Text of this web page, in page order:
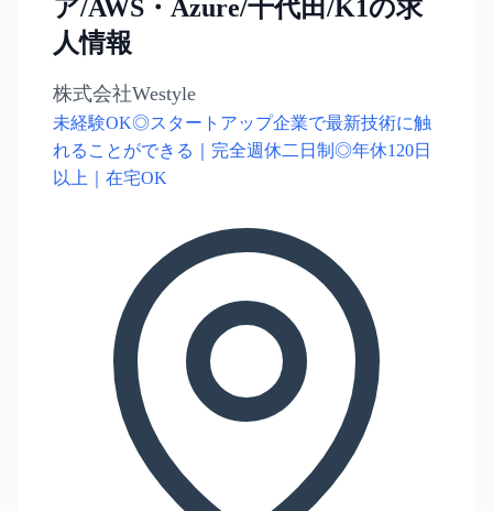
ア/AWS・Azure/千代田/K1の求
人情報
株式会社Westyle
未経験OK◎スタートアップ企業で最新技術に触
れることができる｜完全週休二日制◎年休120日
以上｜在宅OK